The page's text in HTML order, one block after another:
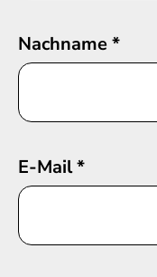
Nachname*
E-Mail*